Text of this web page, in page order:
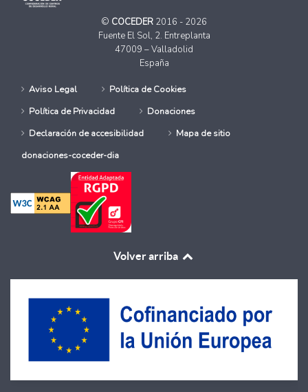
© COCEDER 2016 - 2026
Fuente El Sol, 2. Entreplanta
47009 – Valladolid
España
Aviso Legal
Política de Cookies
Política de Privacidad
Donaciones
Declaración de accesibilidad
Mapa de sitio
donaciones-coceder-dia
Volver arriba